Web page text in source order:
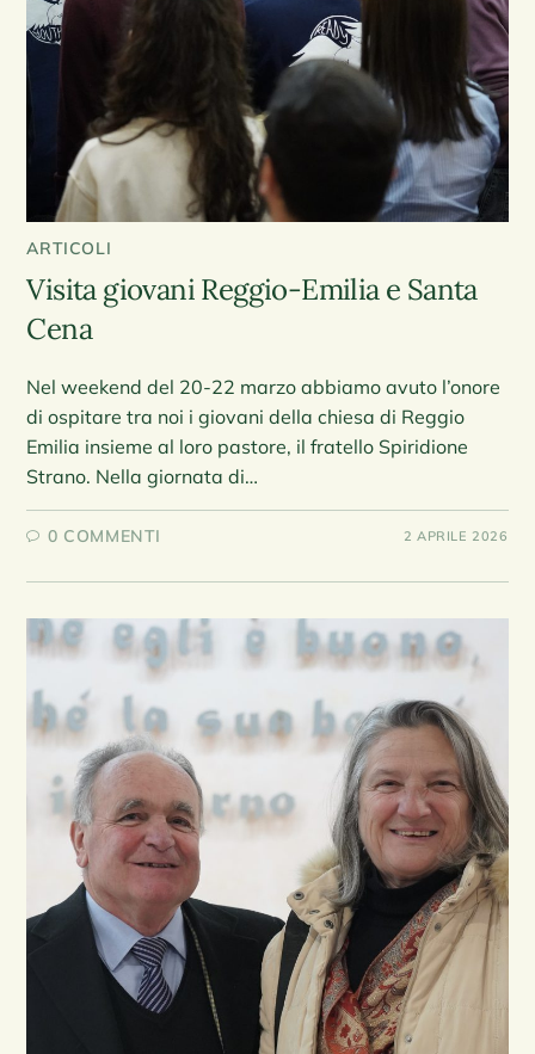
ARTICOLI
Visita giovani Reggio-Emilia e Santa
Cena
Nel weekend del 20-22 marzo abbiamo avuto l’onore
di ospitare tra noi i giovani della chiesa di Reggio
Emilia insieme al loro pastore, il fratello Spiridione
Strano. Nella giornata di…
0 COMMENTI 2 APRILE 2026